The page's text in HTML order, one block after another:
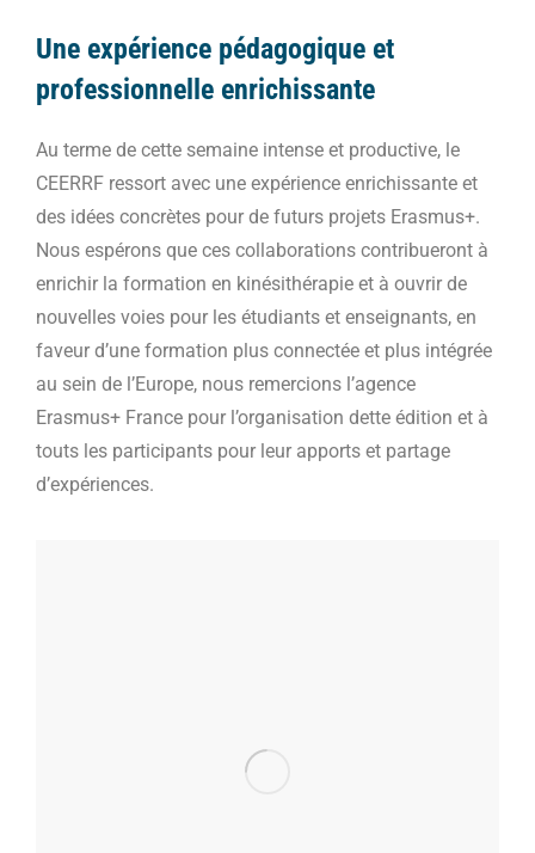
Une expérience pédagogique et
professionnelle enrichissante
Au terme de cette semaine intense et productive, le
CEERRF ressort avec une expérience enrichissante et
des idées concrètes pour de futurs projets Erasmus+.
Nous espérons que ces collaborations contribueront à
enrichir la formation en kinésithérapie et à ouvrir de
nouvelles voies pour les étudiants et enseignants, en
faveur d’une formation plus connectée et plus intégrée
au sein de l’Europe, nous remercions l’agence
Erasmus+ France pour l’organisation dette édition et à
touts les participants pour leur apports et partage
d’expériences.